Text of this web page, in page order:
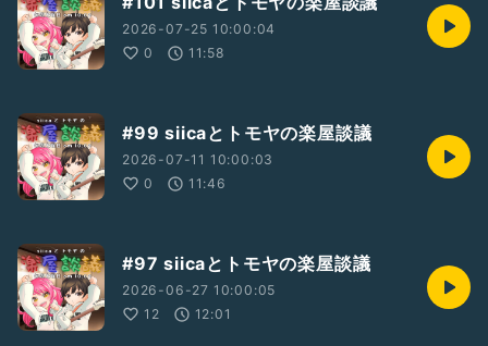
⋆┈┈┈┈┈┈┈┈┈┈┈┈┈┈┈⋆
ナカザト所属バンド
「3rd Time Lucky」
https://twitter.com/3rd_TL_official
●Youtube
https://youtube.com/@3rdtimeluckyofficial
⋆┈┈┈┈┈┈┈┈┈┈┈┈┈┈┈⋆
お待ちしております(*.ˬ.)"
#ラジオ #音楽 #音楽紹介 #コラボ #siicaとトモヤの楽屋談議
2026-07-25 10:00:04
0
11:58
#99 siicaとトモヤの楽屋談議
2026-07-11 10:00:03
0
11:46
#97 siicaとトモヤの楽屋談議
2026-06-27 10:00:05
12
12:01